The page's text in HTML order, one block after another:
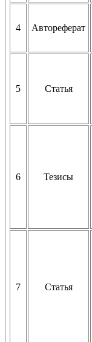
4 Автореферат
5 Статья
6 Тезисы
7 Статья